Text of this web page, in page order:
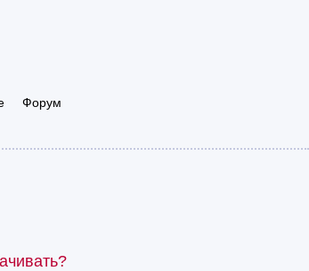
Форум